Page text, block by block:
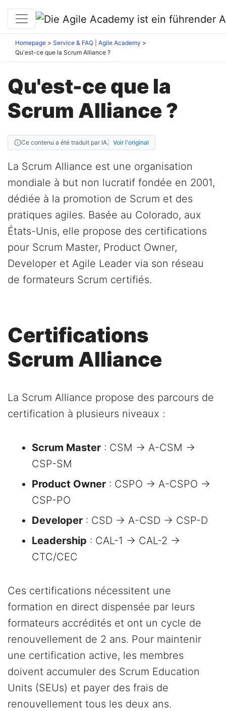
Homepage
Service & FAQ | Agile Academy
Qu'est-ce que la Scrum Alliance ?
Qu'est-ce que la
Scrum Alliance ?
Ce contenu a été traduit par IA. Voir l'original
La Scrum Alliance est une organisation
mondiale à but non lucratif fondée en 2001,
dédiée à la promotion de Scrum et des
pratiques agiles. Basée au Colorado, aux
États-Unis, elle propose des certifications
pour Scrum Master, Product Owner,
Developer et Agile Leader via son réseau
de formateurs Scrum certifiés.
Certifications
Scrum Alliance
La Scrum Alliance propose des parcours de
certification à plusieurs niveaux :
Scrum Master : CSM → A-CSM →
CSP-SM
Product Owner : CSPO → A-CSPO →
CSP-PO
Developer : CSD → A-CSD → CSP-D
Leadership : CAL-1 → CAL-2 →
CTC/CEC
Ces certifications nécessitent une
formation en direct dispensée par leurs
formateurs accrédités et ont un cycle de
renouvellement de 2 ans. Pour maintenir
une certification active, les membres
doivent accumuler des Scrum Education
Units (SEUs) et payer des frais de
renouvellement tous les deux ans.